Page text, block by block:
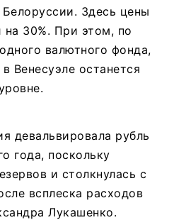
Здесь цены
на 30%. При этом, по
валютного фонда,
Венесуэле останется
девальвировала рубль
года, поскольку
и столкнулась с
всплеска расходов
Лукашенко.